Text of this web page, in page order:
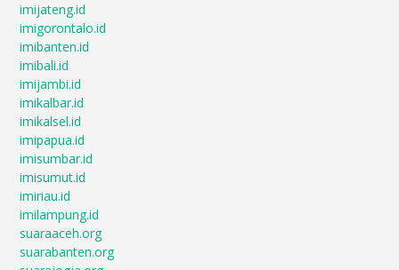
imijateng.id
imigorontalo.id
imibanten.id
imibali.id
imijambi.id
imikalbar.id
imikalsel.id
imipapua.id
imisumbar.id
imisumut.id
imiriau.id
imilampung.id
suaraaceh.org
suarabanten.org